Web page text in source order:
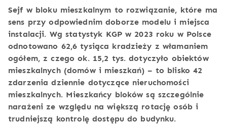
Sejf w bloku mieszkalnym to rozwiązanie, które ma
sens przy odpowiednim doborze modelu i miejsca
instalacji. Wg statystyk KGP w 2023 roku w Polsce
odnotowano 62,6 tysiąca kradzieży z włamaniem
ogółem, z czego ok. 15,2 tys. dotyczyło obiektów
mieszkalnych (domów i mieszkań) – to blisko 42
zdarzenia dziennie dotyczące nieruchomości
mieszkalnych. Mieszkańcy bloków są szczególnie
narażeni ze względu na większą rotację osób i
trudniejszą kontrolę dostępu do budynku.